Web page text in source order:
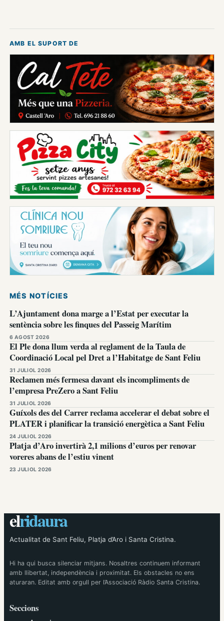
AMB EL SUPORT DE
MÉS NOTÍCIES
L’Ajuntament dona marge a l’Estat per executar la
sentència sobre les finques del Passeig Marítim
6 AGOST 2026
El Ple dona llum verda al reglament de la Taula de
Coordinació Local pel Dret a l’Habitatge de Sant Feliu
31 JULIOL 2026
Reclamen més fermesa davant els incompliments de
l’empresa PreZero a Sant Feliu
31 JULIOL 2026
Guíxols des del Carrer reclama accelerar el debat sobre el
PLATER i planificar la transició energètica a Sant Feliu
24 JULIOL 2026
Platja d’Aro invertirà 2,1 milions d’euros per renovar
voreres abans de l’estiu vinent
23 JULIOL 2026
elridaura
Actualitat de Sant Feliu, Platja d’Aro i Santa Cristina.
Hi ha qui busca silenciar mitjans. Nosaltres continuem informant
amb llibertat, independència i proximitat. Els obstacles no ens
aturaran. Editat amb orgull per l’Associació Ràdio Santa Cristina.
Seccions